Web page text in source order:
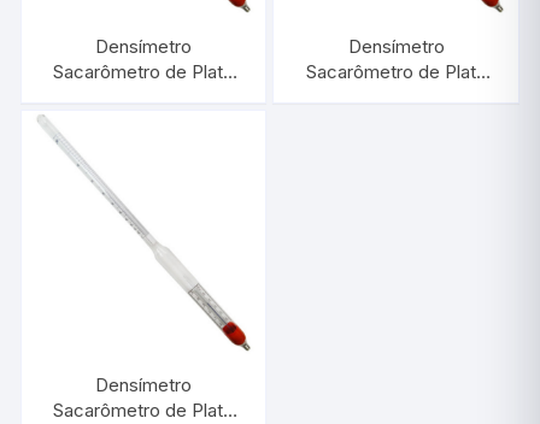
Densímetro
Sacarômetro de Plato
INCOTERM 6027
Densímetro
Sacarômetro de Plato
Densímetro
Sacarômetro de Plato